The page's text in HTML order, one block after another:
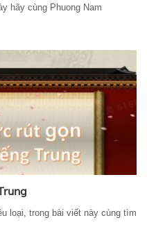
hãy cùng Phuong Nam
loại, trong bài viết này cùng tìm